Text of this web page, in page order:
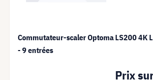
Commutateur-scaler Optoma LS200 4K
- 9 entrées
Prix